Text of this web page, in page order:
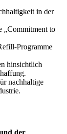
in der
„Commitment to
Programme
hinsichtlich
nachhaltige